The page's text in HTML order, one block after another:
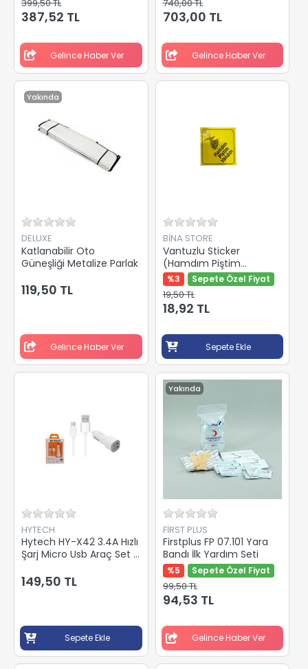
399,50 TL
387,52 TL
Gelince Haber Ver
740,00 TL
703,00 TL
Gelince Haber Ver
Yakında
DELUXE
Katlanabilir Oto
Güneşliği Metalize Parlak
119,50 TL
Gelince Haber Ver
BİNA STORE
Vantuzlu Sticker
(Hamdım Piştim
Yandım)
%3 Sepete Özel Fiyat
19,50 TL
18,92 TL
Sepete Ekle
HYTECH
Hytech HY-X42 3.4A Hızlı
Şarj Micro Usb Araç Set 2
149,50 TL
Sepete Ekle
Yakında
FIRST PLUS
Firstplus FP 07.101 Yara
Bandı İlk Yardım Seti
%5 Sepete Özel Fiyat
99,50 TL
94,53 TL
Gelince Haber Ver